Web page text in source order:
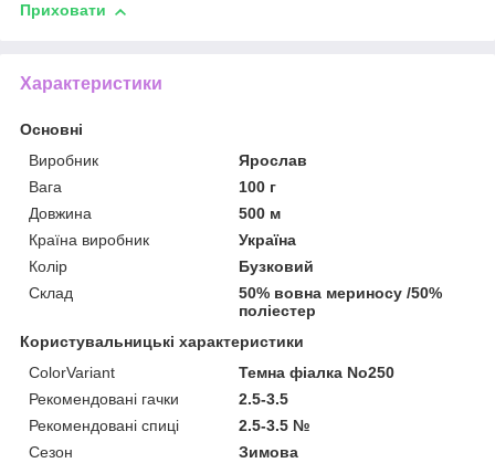
Приховати
Характеристики
Основні
Виробник
Ярослав
Вага
100 г
Довжина
500 м
Країна виробник
Україна
Колір
Бузковий
Склад
50% вовна мериносу /50%
поліестер
Користувальницькі характеристики
ColorVariant
Темна фіалка No250
Рекомендовані гачки
2.5-3.5
Рекомендовані спиці
2.5-3.5 №
Сезон
Зимова